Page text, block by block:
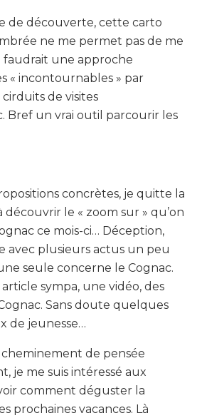
de découverte, cette carto
ne me permet pas de me
faudrait une approche
« incontournables » par
de visites
Bref un vrai outil parcourir les
concrètes, je quitte la
le « zoom sur » qu’on
ce mois-ci… Déception,
avec plusieurs actus un peu
seule concerne le Cognac.
sympa, une vidéo, des
Sans doute quelques
de jeunesse…
de pensée
je me suis intéressé aux
comment déguster la
prochaines vacances. Là